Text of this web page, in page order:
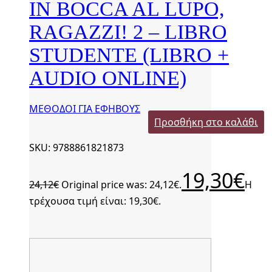
IN BOCCA AL LUPO,
RAGAZZI! 2 – LIBRO
STUDENTE (LIBRO +
AUDIO ONLINE)
ΜΕΘΟΔΟΙ ΓΙΑ ΕΦΗΒΟΥΣ
Προσθήκη στο καλάθι
SKU: 9788861821873
24,12€ Original price was: 24,12€.19,30€Η
τρέχουσα τιμή είναι: 19,30€.